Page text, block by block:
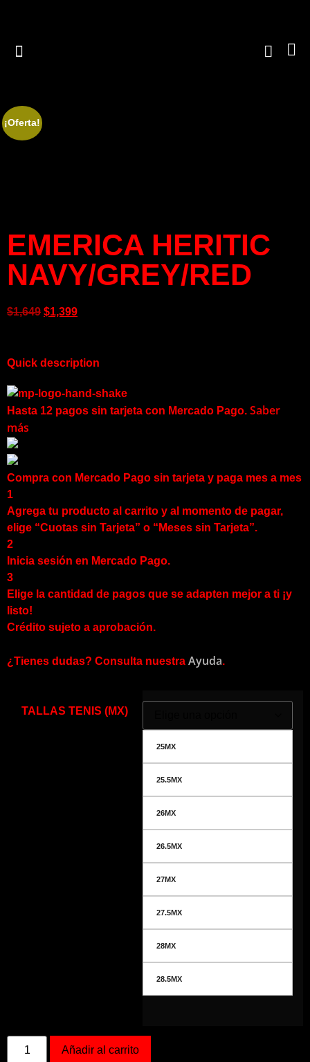
¡Oferta!
EMERICA HERITIC
NAVY/GREY/RED
$1,649 $1,399
Quick description
Hasta 12 pagos sin tarjeta con Mercado Pago. Saber
más
Compra con Mercado Pago sin tarjeta y paga mes a mes
1
Agrega tu producto al carrito y al momento de pagar,
elige “Cuotas sin Tarjeta” o “Meses sin Tarjeta”.
2
Inicia sesión en Mercado Pago.
3
Elige la cantidad de pagos que se adapten mejor a ti ¡y
listo!
Crédito sujeto a aprobación.
¿Tienes dudas? Consulta nuestra Ayuda.
TALLAS TENIS (MX)
25MX
25.5MX
26MX
26.5MX
27MX
27.5MX
28MX
28.5MX
Añadir al carrito